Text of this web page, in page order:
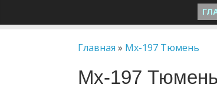
Главная » Mx-197 Тюмень
Mx-197 Тюмень